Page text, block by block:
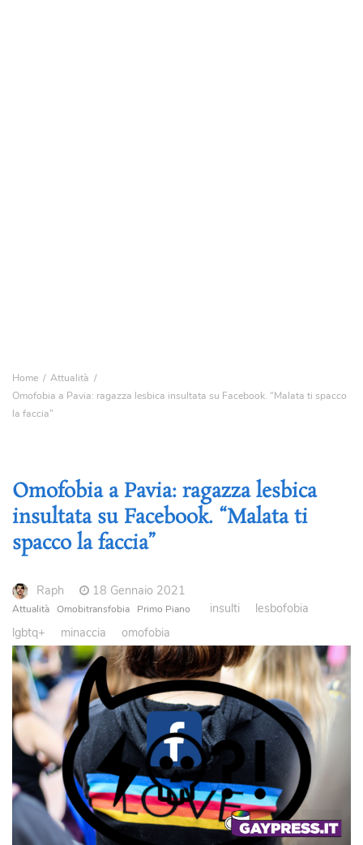
Home
Attualità
Omofobia a Pavia: ragazza lesbica insultata su Facebook. “Malata ti spacco
la faccia”
Omofobia a Pavia: ragazza lesbica
insultata su Facebook. “Malata ti
spacco la faccia”
Raph 18 Gennaio 2021
Attualità Omobitransfobia Primo Piano insulti
lesbofobia
lgbtq+
minaccia omofobia